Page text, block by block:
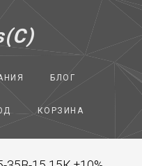
БЛОГ
КОРЗИНА